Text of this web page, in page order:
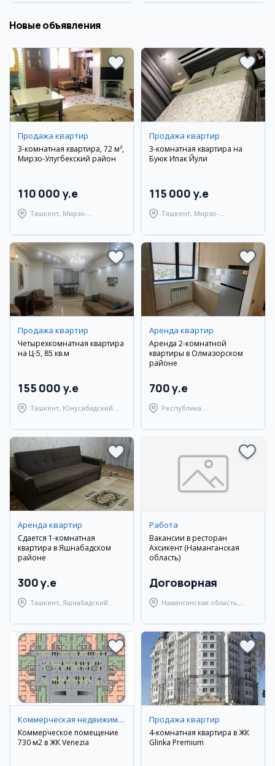
Новые объявления
Продажа квартир
3-комнатная квартира, 72 м²,
Мирзо-Улугбекский район
110 000 y.e
Ташкент, Мирзо-
Продажа квартир
3-комнатная квартира на
Буюк Ипак Йули
115 000 y.e
Ташкент, Мирзо-
Продажа квартир
Четырехкомнатная квартира
на Ц-5, 85 кв.м
155 000 y.e
Ташкент, Юнусабадский
Аренда квартир
Аренда 2-комнатной
квартиры в Олмазорском
районе
700 y.e
Республика
Берунийский район
Аренда квартир
Сдается 1-комнатная
квартира в Яшнабадском
районе
300 y.e
Ташкент, Яшнабадский
Работа
Вакансии в ресторан
Ахсикент (Наманганская
область)
Договорная
Наманганская область,
Коммерческая недвижимость
Коммерческое помещение
730 м2 в ЖК Venezia
Продажа квартир
4-комнатная квартира в ЖК
Glinka Premium